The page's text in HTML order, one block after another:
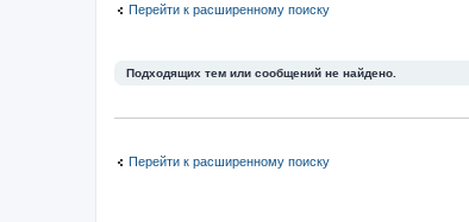
Перейти к расширенному поиску
Подходящих тем или сообщений не найдено.
Перейти к расширенному поиску